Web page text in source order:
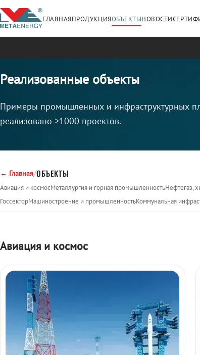
ГЛАВНАЯПРОДУКЦИЯОБЪЕКТЫНОВОСТИ
Реализованные объекты
Примеры промышленных и инфраструктурных
реализовано >1000 проектов.
← Главная/ОБЪЕКТЫ
Авиация и космосМеталлургия и горная промышленностьНефтегаз,
ГоссекторМашиностроение и промышленностьКоммунальная
Авиация и космос